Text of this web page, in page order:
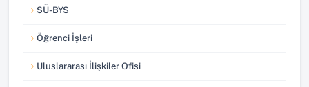
SÜ-BYS
(yeni sekmede açılır)
Öğrenci İşleri
(yeni sekmede açılır)
Uluslararası İlişkiler Ofisi
(yeni sekmede açılır)